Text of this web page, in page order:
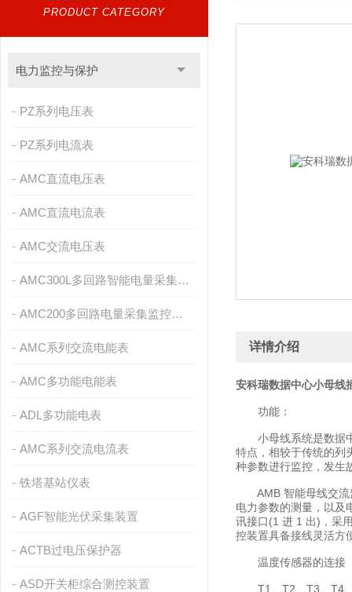
PRODUCT CATEGORY
电力监控与保护
PZ系列电压表
PZ系列电流表
AMC直流电压表
AMC直流电流表
AMC交流电压表
AMC300L多回路智能电量采集监控装置
AMC200多回路电量采集监控装置
AMC系列交流电能表
AMC多功能电能表
ADL多功能电表
AMC系列交流电流表
铁塔基站仪表
AGF智能光伏采集装置
ACTB过电压保护器
ASD开关柜综合测控装置
详情介绍
安科瑞数据中心小母线
功能：
小母线系统是数据中
特点，相较于传统的列
种参数进行监控，发生
AMB 智能母线交流
电力参数的测量，以及
讯接口(1 进 1 出)，采
控装置具备接线灵活方
温度传感器的连接
T1、T2、T3、T4、